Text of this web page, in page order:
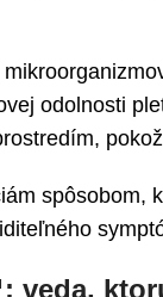
odolnosti
veda,